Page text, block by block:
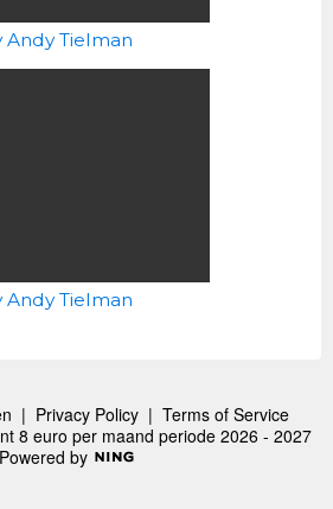
Andy Tielman
Andy Tielman
| Privacy Policy | Terms of Service
8 euro per maand periode 2026 - 2027
Powered by